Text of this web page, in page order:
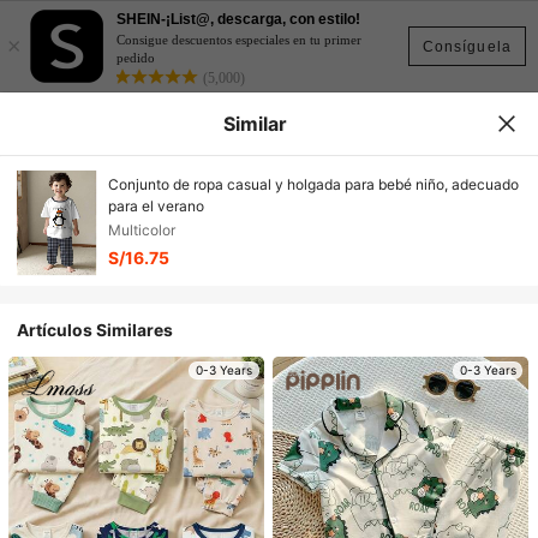
Consíguela
×
SHEIN-¡List@, descarga, con estilo!
Consigue descuentos especiales en tu primer
pedido
(5,000)
Similar
Conjunto de ropa casual y holgada para bebé niño, adecuado
para el verano
Multicolor
S/16.75
Artículos Similares
0-3 Years 0-3 Years